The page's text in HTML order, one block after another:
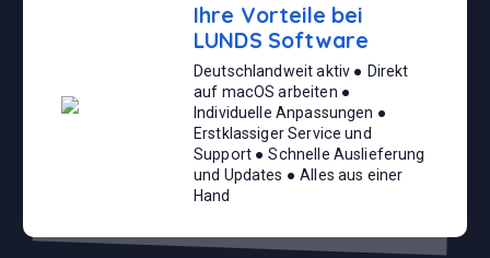
Ihre Vorteile bei
LUNDS Software
Deutschlandweit aktiv ● Direkt
auf macOS arbeiten ●
Individuelle Anpassungen ●
Erstklassiger Service und
Support ● Schnelle Auslieferung
und Updates ● Alles aus einer
Hand